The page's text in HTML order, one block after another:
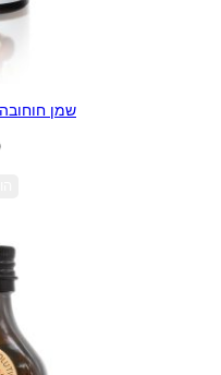
שמן